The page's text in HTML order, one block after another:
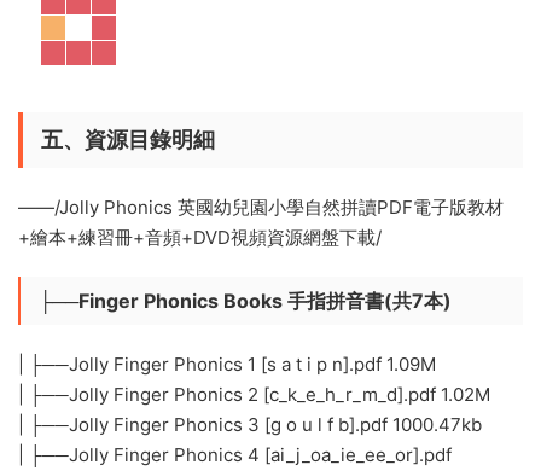
五、資源目錄明細
——/Jolly Phonics 英國幼兒園小學自然拼讀PDF電子版教材
+繪本+練習冊+音頻+DVD視頻資源網盤下載/
├──Finger Phonics Books 手指拼音書(共7本)
| ├──Jolly Finger Phonics 1 [s a t i p n].pdf 1.09M
| ├──Jolly Finger Phonics 2 [c_k_e_h_r_m_d].pdf 1.02M
| ├──Jolly Finger Phonics 3 [g o u l f b].pdf 1000.47kb
| ├──Jolly Finger Phonics 4 [ai_j_oa_ie_ee_or].pdf